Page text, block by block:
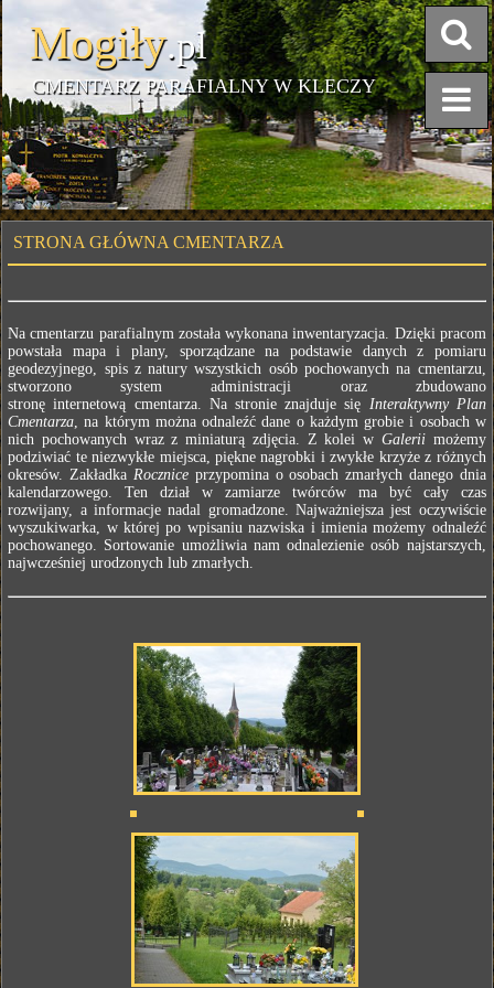
Mogiły.pl
CMENTARZ PARAFIALNY W KLECZY
STRONA GŁÓWNA CMENTARZA
Na cmentarzu parafialnym została wykonana inwentaryzacja. Dzięki pracom
powstała mapa i plany, sporządzane na podstawie danych z pomiaru
geodezyjnego, spis z natury wszystkich osób pochowanych na cmentarzu,
stworzono system administracji oraz zbudowano
stronę internetową cmentarza. Na stronie znajduje się Interaktywny Plan
Cmentarza, na którym można odnaleźć dane o każdym grobie i osobach w
nich pochowanych wraz z miniaturą zdjęcia. Z kolei w Galerii możemy
podziwiać te niezwykłe miejsca, piękne nagrobki i zwykłe krzyże z różnych
okresów. Zakładka Roczniceprzypomina o osobach zmarłych danego dnia
kalendarzowego. Ten dział w zamiarze twórców ma być cały czas
rozwijany, a informacje nadal gromadzone. Najważniejsza jest oczywiście
wyszukiwarka, w której po wpisaniu nazwiska i imienia możemy odnaleźć
pochowanego. Sortowanie umożliwia nam odnalezienie osób najstarszych,
najwcześniej urodzonych lub zmarłych.